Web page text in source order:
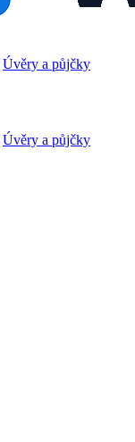
Úvěry a půjčky
Úvěry a půjčky